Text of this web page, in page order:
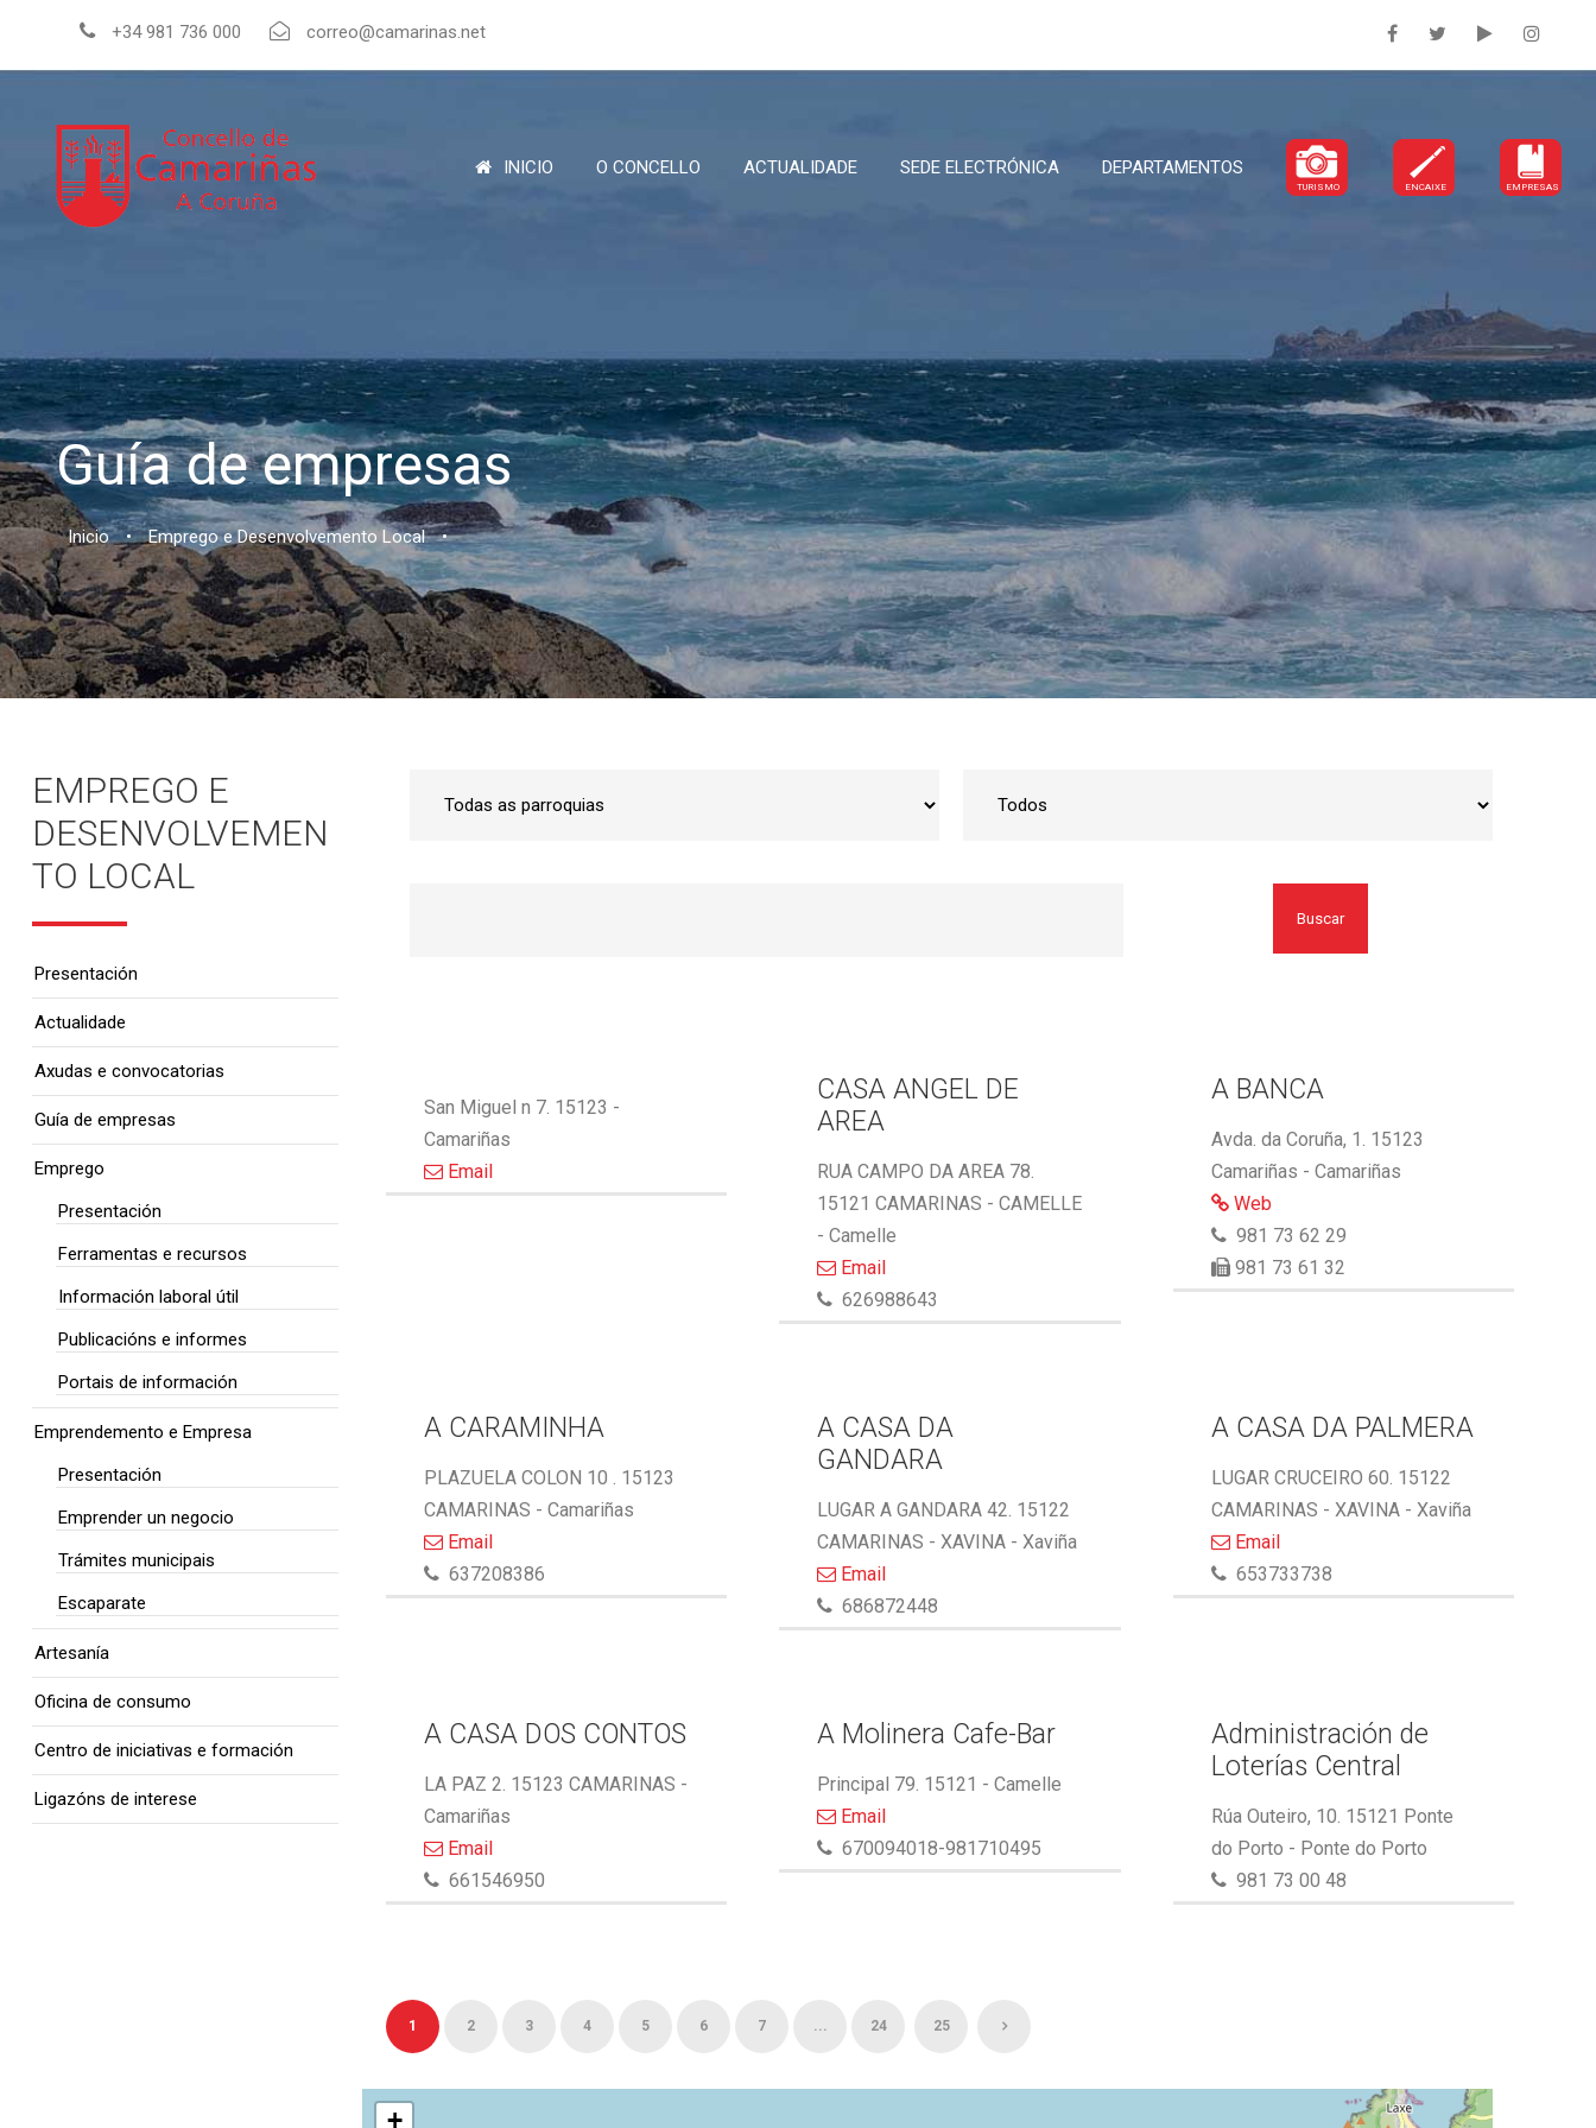
+34 981 736 000 correo@camarinas.net
INICIO O CONCELLO ACTUALIDADE SEDE ELECTRÓNICA DEPARTAMENTOS
TURISMO ENCAIXE EMPRESAS
Guía de empresas
Inicio • Emprego e Desenvolvemento Local •
Buscar
San Miguel n 7. 15123 -
Camariñas
Email
CASA ANGEL DE
AREA
RUA CAMPO DA AREA 78.
15121 CAMARINAS - CAMELLE
- Camelle
Email
626988643
A BANCA
Avda. da Coruña, 1. 15123
Camariñas - Camariñas
Web
981 73 62 29
981 73 61 32
A CARAMINHA
PLAZUELA COLON 10 . 15123
CAMARINAS - Camariñas
Email
637208386
A CASA DA
GANDARA
LUGAR A GANDARA 42. 15122
CAMARINAS - XAVINA - Xaviña
Email
686872448
A CASA DA PALMERA
LUGAR CRUCEIRO 60. 15122
CAMARINAS - XAVINA - Xaviña
Email
653733738
A CASA DOS CONTOS
LA PAZ 2. 15123 CAMARINAS -
Camariñas
Email
661546950
A Molinera Cafe-Bar
Principal 79. 15121 - Camelle
Email
670094018-981710495
Administración de
Loterías Central
Rúa Outeiro, 10. 15121 Ponte
do Porto - Ponte do Porto
981 73 00 48
1 2 3 4 5 6 7 ... 24 25
+
EMPREGO E
DESENVOLVEMEN
TO LOCAL
Presentación
Actualidade
Axudas e convocatorias
Guía de empresas
Emprego
Presentación
Ferramentas e recursos
Información laboral útil
Publicacións e informes
Portais de información
Emprendemento e Empresa
Presentación
Emprender un negocio
Trámites municipais
Escaparate
Artesanía
Oficina de consumo
Centro de iniciativas e formación
Ligazóns de interese